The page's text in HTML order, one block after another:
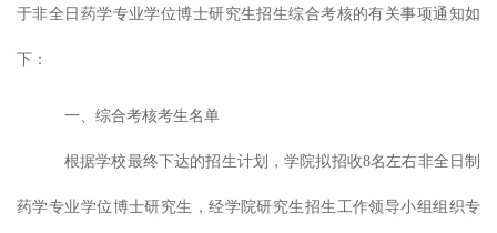
于非全日 药学专业学位博士研究生招生综合考核的有关事项通知如
下：
一、 综合考核考生名单
根据学校最终下达的招生计划，学院拟招收8名左右非全日制
药学专业学位博士研究生 ，经学院研究生招生工作领导小组组织专